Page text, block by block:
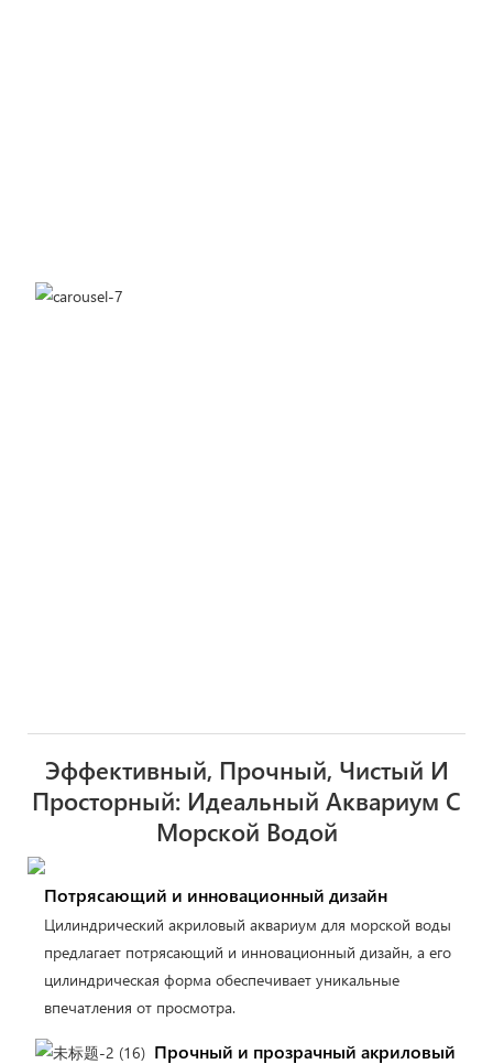
Эффективный, Прочный, Чистый И
Просторный: Идеальный Аквариум С
Морской Водой
Потрясающий и инновационный дизайн
Цилиндрический акриловый аквариум для морской воды
предлагает потрясающий и инновационный дизайн, а его
цилиндрическая форма обеспечивает уникальные
впечатления от просмотра.
Прочный и прозрачный акриловый